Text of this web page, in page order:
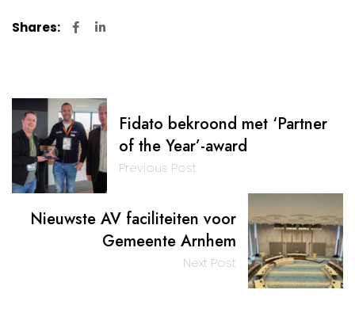
Shares:
Fidato bekroond met ‘Partner
of the Year’-award
Previous Post
Nieuwste AV faciliteiten voor
Gemeente Arnhem
Next Post